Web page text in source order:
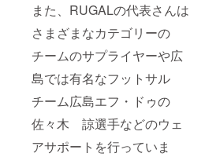
また、RUGALの代表さんは
さまざまなカテゴリーの
チームのサプライヤーや広
島では有名なフットサル
チーム広島エフ・ドゥの
佐々木 諒選手などのウェ
アサポートを行っていま